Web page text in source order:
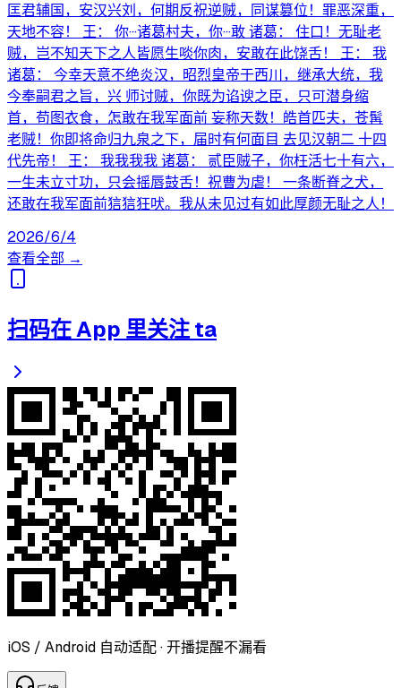
匡君辅国，安汉兴刘，何期反祝逆贼，同谋篡位！罪恶深重，
天地不容！ 王： 你···诸葛村夫，你···敢 诸葛： 住口！无耻老
贼，岂不知天下之人皆愿生啖你肉，安敢在此饶舌！ 王： 我
诸葛： 今幸天意不绝炎汉，昭烈皇帝于西川，继承大统，我
今奉嗣君之旨，兴 师讨贼，你既为谄谀之臣，只可潜身缩
首，苟图衣食，怎敢在我军面前 妄称天数！皓首匹夫，苍髯
老贼！你即将命归九泉之下，届时有何面目 去见汉朝二 十四
代先帝！ 王： 我我我我 诸葛： 贰臣贼子，你枉活七十有六，
一生未立寸功，只会摇唇鼓舌！祝曹为虐！ 一条断脊之犬，
还敢在我军面前狺狺狂吠。我从未见过有如此厚颜无耻之人！
2026/6/4
查看全部 →
扫码在 App 里关注 ta
iOS / Android 自动适配 · 开播提醒不漏看